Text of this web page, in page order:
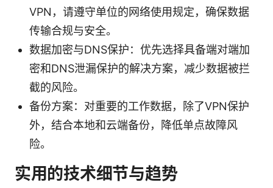
VPN，请遵守单位的网络使用规定，确保数据
传输合规与安全。
数据加密与DNS保护：优先选择具备端对端加
密和DNS泄漏保护的解决方案，减少数据被拦
截的风险。
备份方案：对重要的工作数据，除了VPN保护
外，结合本地和云端备份，降低单点故障风
险。
实用的技术细节与趋势